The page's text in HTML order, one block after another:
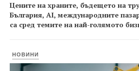
Цените на храните, бъдещето на
България, AI, международните
са сред темите на най-голямото
НОВИНИ